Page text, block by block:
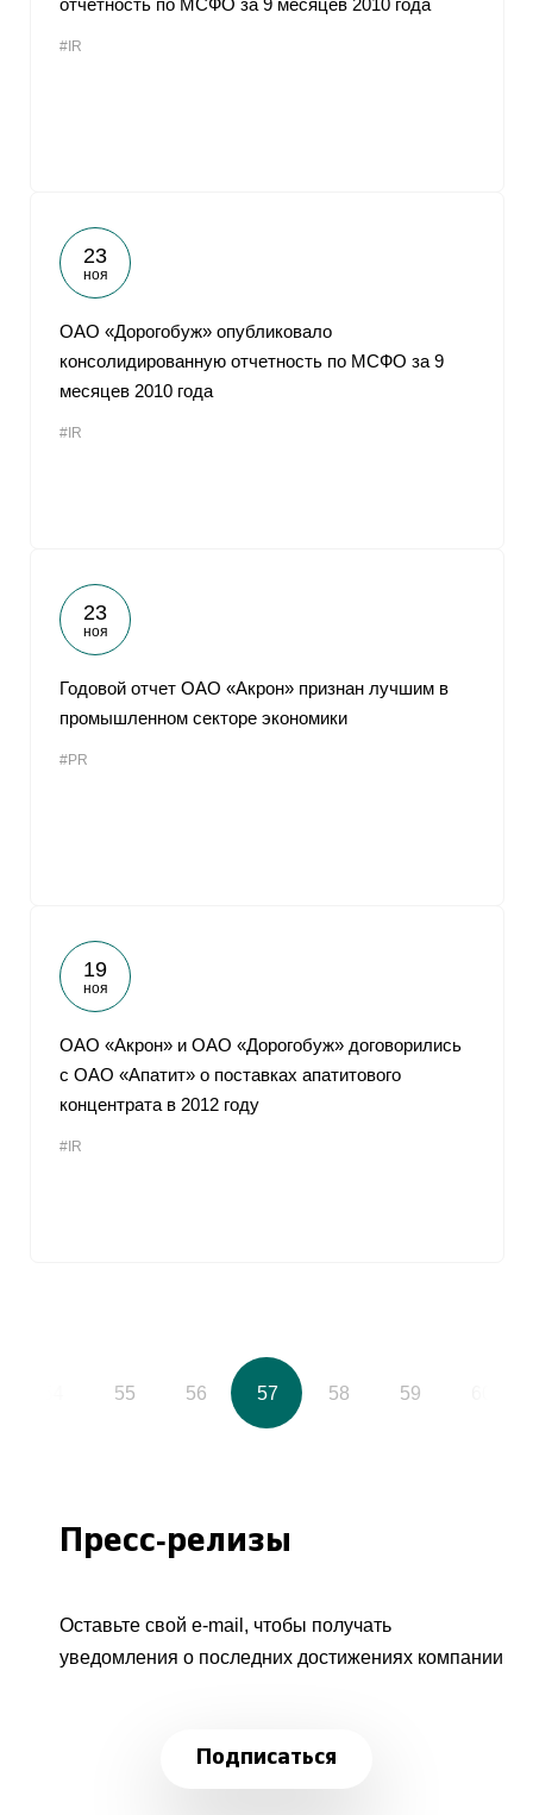
отчетность по МСФО за 9 месяцев 2010 года
#IR
23
ноя
ОАО «Дорогобуж» опубликовало
консолидированную отчетность по МСФО за 9
месяцев 2010 года
#IR
23
ноя
Годовой отчет ОАО «Акрон» признан лучшим в
промышленном секторе экономики
#PR
19
ноя
ОАО «Акрон» и ОАО «Дорогобуж» договорились
с ОАО «Апатит» о поставках апатитового
концентрата в 2012 году
#IR
55 56 57 58 59
Пресс-релизы
Оставьте свой e-mail, чтобы получать
уведомления о последних достижениях компании
Подписаться